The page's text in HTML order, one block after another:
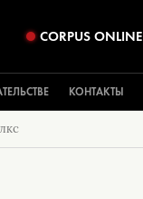
CORPUS ONLINE
КОНТАКТЫ